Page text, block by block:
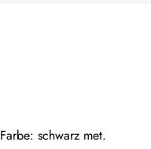
Farbe: schwarz met.